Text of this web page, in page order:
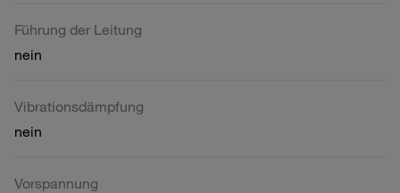
Führung der Leitung
nein
Vibrationsdämpfung
nein
Vorspannung